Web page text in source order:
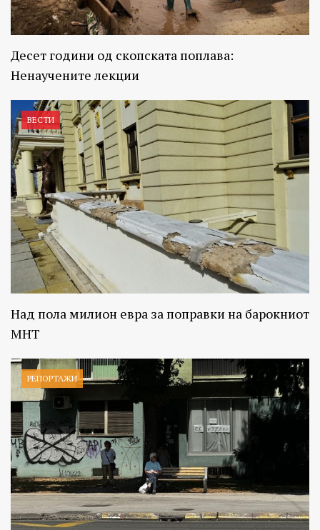
Десет години од скопската поплава:
Ненаучените лекции
ВЕСТИ
Над пола милион евра за поправки на барокниот
МНТ
РЕПОРТАЖИ